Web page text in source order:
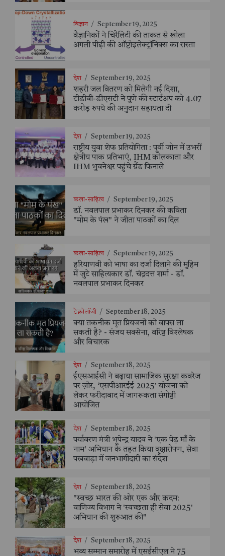
विज्ञान / September 19, 2025
वैज्ञानिकों ने चिरैलिटी की ताकत से खोला
अगली पीढ़ी की ऑप्टोइलेक्ट्रॉनिक्स का रास्ता
देश / September 19, 2025
शहरी जल वितरण को मिलेगी नई दिशा,
टीडीबी-डीएसटी ने पुणे की स्टार्टअप को 4.07
करोड़ रुपये की अनुदान सहायता दी
देश / September 19, 2025
राष्ट्रीय युवा शेफ प्रतियोगिता : पूर्वी जोन में उभरीं
क्षेत्रीय पाक प्रतिभाएं, IHM कोलकाता और
IHM भुवनेश्वर पहुंचे ग्रैंड फिनाले
कला-साहित्य / September 19, 2025
डॉ. नवलपाल प्रभाकर दिनकर की कविता
"मोम के पंख" ने जीता पाठकों का दिल
कला-साहित्य / September 19, 2025
हरियाणवी को भाषा का दर्जा दिलाने की मुहिम
में जुटे साहित्यकार डॉ. चंद्रदत्त शर्मा - डॉ.
नवलपाल प्रभाकर दिनकर
टेक्नोलॉजी / September 18, 2025
क्या तकनीक मृत प्रियजनों को वापस ला
सकती है? - संजय सक्सेना, वरिष्ठ विश्लेषक
और विचारक
देश / September 18, 2025
ईएसआईसी ने बढ़ाया सामाजिक सुरक्षा कवरेज
पर ज़ोर, ‘एसपीआरईई 2025’ योजना को
लेकर फरीदाबाद में जागरूकता संगोष्ठी
आयोजित
देश / September 18, 2025
पर्यावरण मंत्री भूपेन्द्र यादव ने 'एक पेड़ माँ के
नाम' अभियान के तहत किया वृक्षारोपण, सेवा
पखवाड़ा में जनभागीदारी का संदेश
देश / September 18, 2025
"स्वच्छ भारत की ओर एक और कदम:
वाणिज्य विभाग ने 'स्वच्छता ही सेवा 2025'
अभियान की शुरुआत की"
देश / September 18, 2025
भव्य सम्मान समारोह में एसईसीएल ने 75